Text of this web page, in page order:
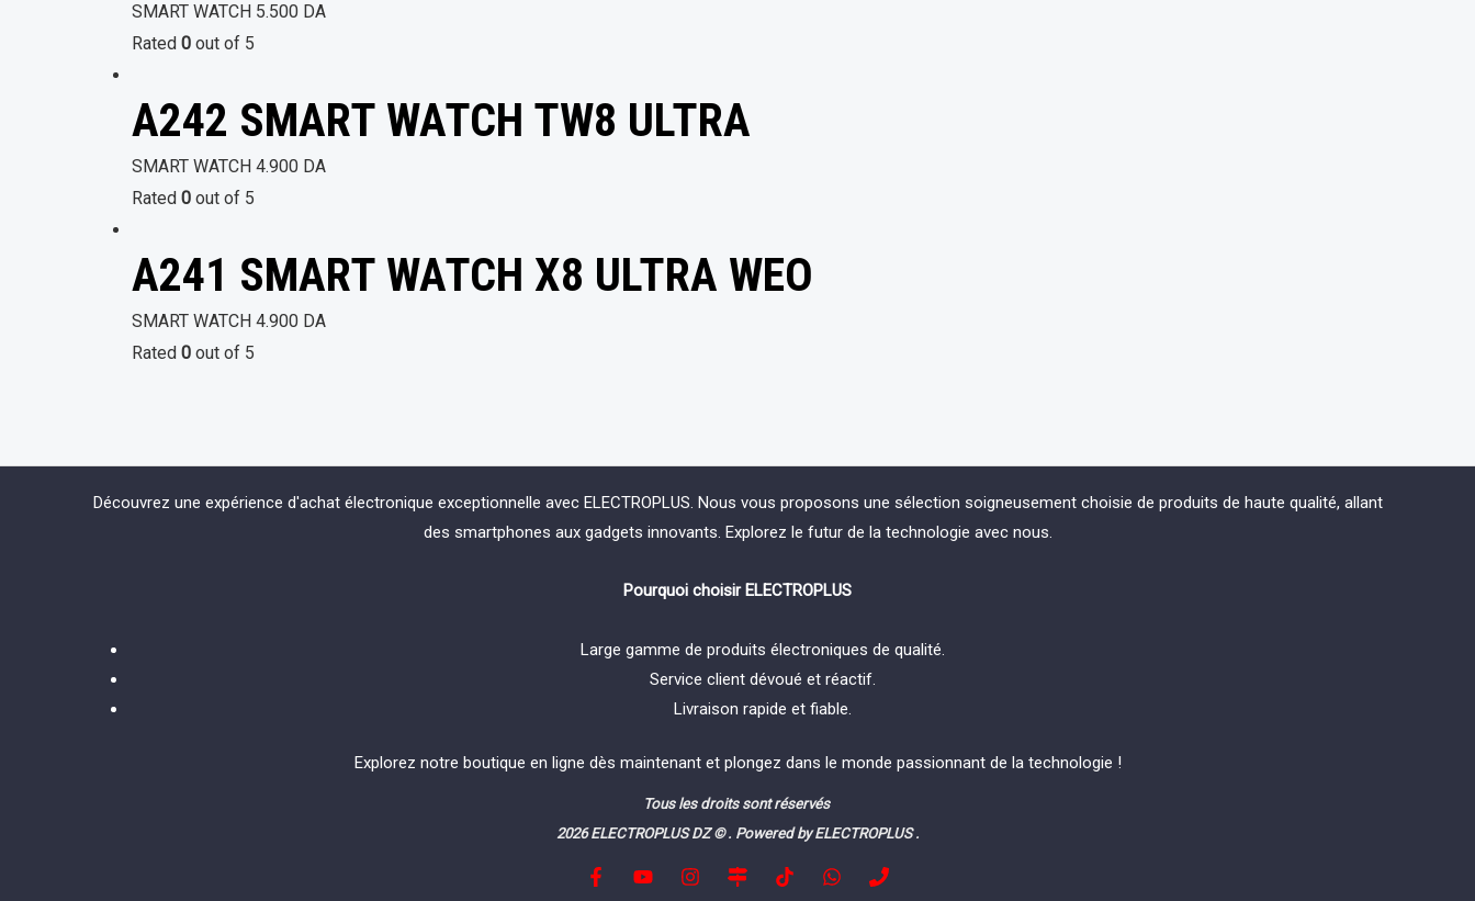
SMART WATCH 5.500 DA
Rated 0 out of 5
A242 SMART WATCH TW8 ULTRA
SMART WATCH 4.900 DA
Rated 0 out of 5
A241 SMART WATCH X8 ULTRA WEO
SMART WATCH 4.900 DA
Rated 0 out of 5
Découvrez une expérience d'achat électronique exceptionnelle avec ELECTROPLUS. Nous vous proposons une sélection soigneusement choisie de produits de haute qualité, allant
des smartphones aux gadgets innovants. Explorez le futur de la technologie avec nous.
Pourquoi choisir ELECTROPLUS
Large gamme de produits électroniques de qualité.
Service client dévoué et réactif.
Livraison rapide et fiable.
Explorez notre boutique en ligne dès maintenant et plongez dans le monde passionnant de la technologie !
Tous les droits sont réservés
2026 ELECTROPLUS DZ © . Powered by ELECTROPLUS .